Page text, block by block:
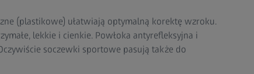
(plastikowe) ułatwiają optymalną korektę wzroku.
lekkie i cienkie. Powłoka antyrefleksyjna i
soczewki sportowe pasują także do